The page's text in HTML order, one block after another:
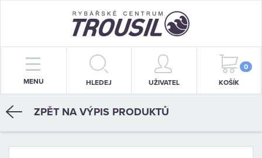
MENU HLEDEJ UŽIVATEL
0
KOŠÍK
PRUTY
NAVIJÁKY
BIŽUTERIE
ZPĚT NA VÝPIS PRODUKTŮ